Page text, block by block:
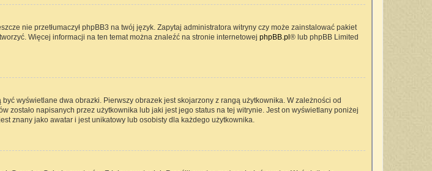
nie przetłumaczył phpBB3 na twój język. Zapytaj administratora witryny czy może zainstalować pakiet
Więcej informacji na ten temat można znaleźć na stronie internetowej phpBB.pl ® lub phpBB Limited
wyświetlane dwa obrazki. Pierwszy obrazek jest skojarzony z rangą użytkownika. W zależności od
napisanych przez użytkownika lub jaki jest jego status na tej witrynie. Jest on wyświetlany poniżej
znany jako awatar i jest unikatowy lub osobisty dla każdego użytkownika.